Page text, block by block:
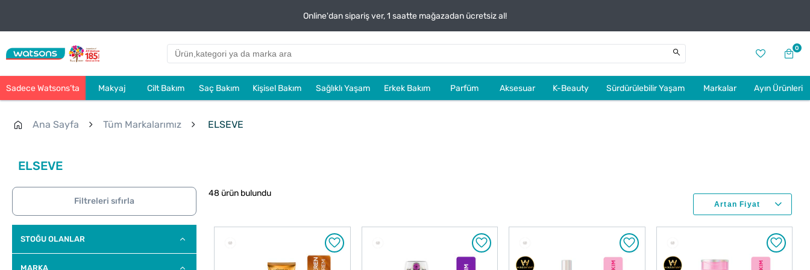
Online'dan sipariş ver, 1 saatte mağazadan ücretsiz al!
0
Sadece Watsons’ta Makyaj Cilt Bakım Saç Bakım Kişisel Bakım Sağlıklı Yaşam Erkek Bakım Parfüm Aksesuar K-Beauty Sürdürülebilir Yaşam Markalar Ayın Ürünleri
Ana Sayfa Tüm Markalarımız ELSEVE
ELSEVE
Filtreleri sıfırla
STOĞU OLANLAR
MARKA
48 ürün bulundu